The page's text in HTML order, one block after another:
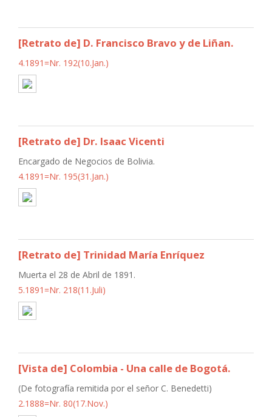
[Retrato de] D. Francisco Bravo y de Liñan.
4.1891=Nr. 192(10.Jan.)
[Retrato de] Dr. Isaac Vicenti
Encargado de Negocios de Bolivia.
4.1891=Nr. 195(31.Jan.)
[Retrato de] Trinidad María Enríquez
Muerta el 28 de Abril de 1891.
5.1891=Nr. 218(11.Juli)
[Vista de] Colombia - Una calle de Bogotá.
(De fotografía remitida por el señor C. Benedetti)
2.1888=Nr. 80(17.Nov.)